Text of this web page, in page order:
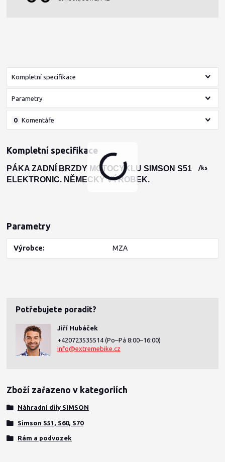
/ks
Kompletní specifikace
Parametry
Komentáře
0
Kompletní specifikace
PÁKA ZADNÍ BRZDY MOTOCYKLU SIMSON S51
ELEKTRONIC. NĚMECKÝ VÝROBEK.
Parametry
Výrobce MZA
Potřebujete poradit?
Jiří Hubáček
+420723535514 (Po–Pá 8:00–16:00)
info@extremebike.cz
Zboží zařazeno v kategoriích
Náhradní díly SIMSON
Simson S51, S60, S70
Rám a podvozek